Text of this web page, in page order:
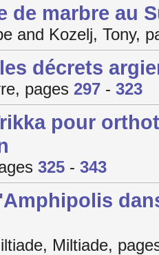
de marbre au
and Kozelj, Tony,
décrets
pages 297 - 323
pour
325 - 343
Miltiade,